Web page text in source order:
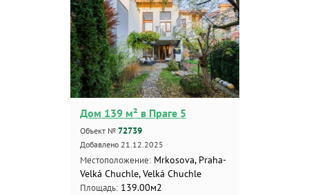
Дом 139 м² в Праге 5
Объект № 72739
Добавлено 21.12.2025
Местоположение:Mrkosova, Praha-
Velká Chuchle, Velká Chuchle
Площадь:139.00м2